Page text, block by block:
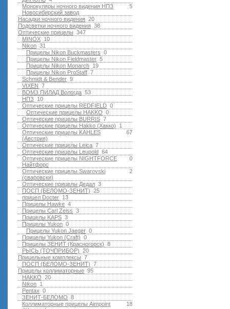
5
Монокуляры ночного видения НПЗ
Новосибирский завод
20
Насадки ночного видения
38
Подсветки ночного видения
347
Оптические прицелы
10
MINOX
31
Nikon
0
Прицелы Nikon Buckmasters
5
Прицелы Nikon Fieldmaster
19
Прицелы Nikon Monarch
7
Прицелы Nikon ProStaff
9
Schmidt & Bender
7
VIXEN
53
ВОМЗ ПИЛАД Вологда
10
НПЗ
0
Оптические прицелы REDFIELD
0
Оптические прицелы HAKKO
7
Оптические прицелы BURRIS
1
Оптические прицелы Hakko (Хакко)
67
Оптические прицелы KAHLES
(Австрия)
7
Оптические прицелы Leica
64
Оптические прицелы Leupold
0
Оптические прицелы NIGHTFORCE
Найтфорс
2
Оптические прицелы Swarovski
(сваровски)
3
Оптические прицелы Дедал
25
ПОСП (БЕЛОМО-ЗЕНИТ)
13
прицел Docter
4
Прицелы Hawke
3
Прицелы Carl Zeiss
3
Прицелы KAPS
0
Прицелы Yukon
0
Прицелы Yukon Jaeger
0
Прицелы Yukon (Craft)
8
Прицелы ЗЕНИТ (Красногорск)
20
РЫСЬ (ТОЧПРИБОР)
7
Прицельные комплексы
7
ПОСП (БЕЛОМО-ЗЕНИТ)
95
Прицелы коллиматорные
20
HAKKO
1
Nikon
0
Pentax
8
ЗЕНИТ-БЕЛОМО
18
Коллиматорные прицелы Aimpoint